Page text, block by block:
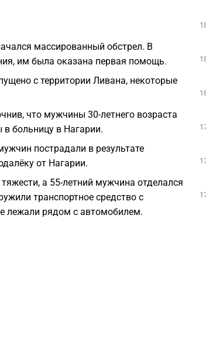
массированный обстрел. В
им была оказана первая помощь.
с территории Ливана, некоторые
что мужчины 30-летнего возраста
больницу в Нагарии.
пострадали в результате
от Нагарии.
а 55-летний мужчина отделался
транспортное средство с
лежали рядом с автомобилем.